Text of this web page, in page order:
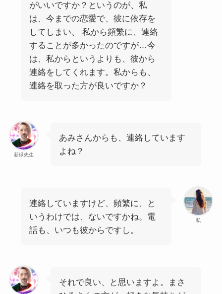
がいいですか？というのが、私
は、今までの恋愛で、彼に依存を
してしまい、 私から頻繁に、連絡
することが多かったのですが…今
は、私からというよりも、彼から
連絡をしてくれます。私からも、
連絡を取った方が良いですか？
新緑先生
あみさんからも、連絡しています
よね？
私
連絡していますけど、頻繁に、と
いうわけでは、ないですかね。電
話も、いつも彼からですし。
それで良い、と思いますよ。まさ